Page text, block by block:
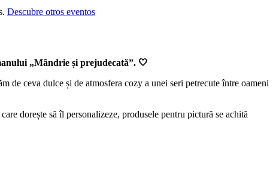
Descubre otros eventos
„Mândrie și prejudecată”. 🤍
de ceva dulce și de atmosfera cozy a unei seri petrecute între oameni
dorește să îl personalizeze, produsele pentru pictură se achită